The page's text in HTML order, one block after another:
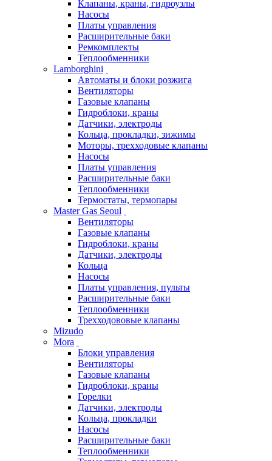
Клапаны, краны, гидроузлы
Насосы
Платы управления
Расширительные баки
Ремкомплекты
Теплообменники
Lamborghini
Автоматы и блоки розжига
Вентиляторы
Газовые клапаны
Гидроблоки, краны
Датчики, электроды
Кольца, прокладки, зижимы
Моторы, трехходовые клапаны
Насосы
Платы управления
Расширительные баки
Теплообменники
Термостаты, термопары
Master Gas Seoul
Вентиляторы
Газовые клапаны
Гидроблоки, краны
Датчики, электроды
Кольца
Насосы
Платы управления, пульты
Расширительные баки
Теплообменники
Трехходововые клапаны
Mizudo
Mora
Блоки управления
Вентиляторы
Газовые клапаны
Гидроблоки, краны
Горелки
Датчики, электроды
Кольца, прокладки
Насосы
Расширительные баки
Теплообменники